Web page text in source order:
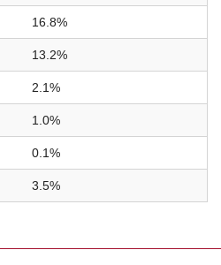
16.8%
13.2%
2.1%
1.0%
0.1%
3.5%